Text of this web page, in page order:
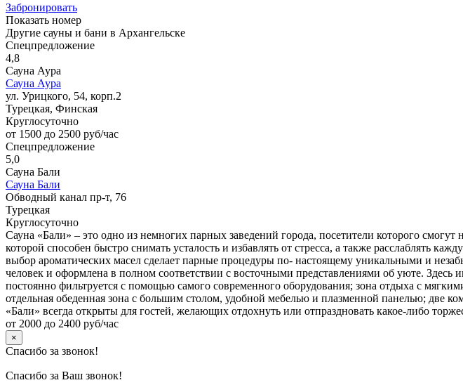
Забронировать
Показать номер
Другие сауны и бани в Архангельске
Спецпредложение
4,8
Сауна Аура
Сауна Аура
ул. Урицкого, 54, корп.2
Турецкая, Финская
Круглосуточно
от 1500 до 2500 руб/час
Спецпредложение
5,0
Сауна Бали
Сауна Бали
Обводный канал пр-т, 76
Турецкая
Круглосуточно
Сауна «Бали» – это одно из немногих парных заведений города, посетители которого
которой способен быстро снимать усталость и избавлять от стресса, а также расслаблять
выбор ароматических масел сделает парные процедуры по- настоящему уникальными и
человек и оформлена в полном соответствии с восточными представлениями об уюте.
постоянно фильтруется с помощью самого современного оборудования; зона отдыха с
отдельная обеденная зона с большим столом, удобной мебелью и плазменной панелью; две
«Бали» всегда открыты для гостей, желающих отдохнуть или отпраздновать какое-либо
от 2000 до 2400 руб/час
×
Спасибо за звонок!
Спасибо за Ваш звонок!